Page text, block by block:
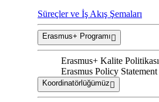
Süreçler ve İş Akış Şemaları
Erasmus+ Programı
Erasmus+ Kalite Politikası
Erasmus Policy Statement
Koordinatörlüğümüz